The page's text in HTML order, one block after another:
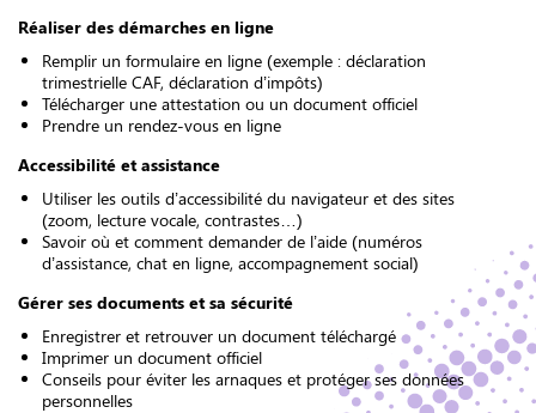
Réaliser des démarches en ligne
Remplir un formulaire en ligne (exemple : déclaration
trimestrielle CAF, déclaration d’impôts)
Télécharger une attestation ou un document officiel
Prendre un rendez-vous en ligne
Accessibilité et assistance
Utiliser les outils d’accessibilité du navigateur et des sites
(zoom, lecture vocale, contrastes…)
Savoir où et comment demander de l’aide (numéros
d’assistance, chat en ligne, accompagnement social)
Gérer ses documents et sa sécurité
Enregistrer et retrouver un document téléchargé
Imprimer un document officiel
Conseils pour éviter les arnaques et protéger ses données
personnelles